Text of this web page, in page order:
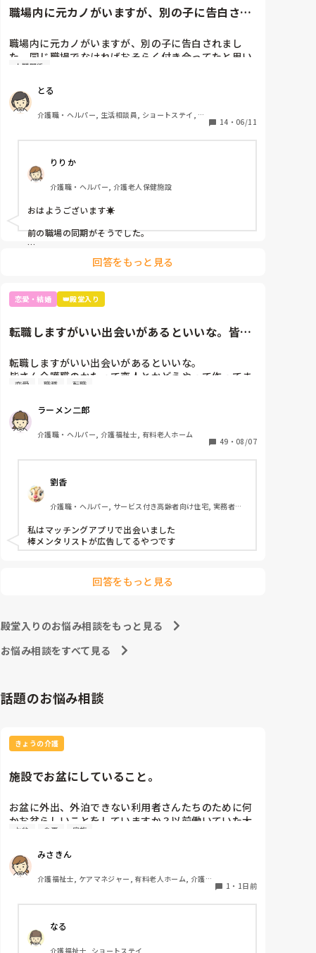
職場内に元カノがいますが、別の子に告白され
職場内に元カノがいますが、別の子に告白されまし
た。同じ職場でなければおそらく付き合ってたと思い
ますが、断ってしまいました。
はよくないし、周囲の目もとても気になりました。
皆さんの職場に複数の方と付き合っていた方います
か？また、その方に対し何か思う事ありましたか？
同じ経験された方がいれば、その方の話も聞きたいで
人間関係
とる
介護職・ヘルパー, 生活相談員, ショートステイ, デ
14 ・ 06/11
りりか
介護職・ヘルパー, 介護老人保健施設
おはようございます☀
前の職場の同期がそうでした。
私自身はその同期に対してモテるなぁーいいなぁーとし
か思わなかったです笑笑
実際可愛かったし笑笑
ればそりゃ恋にも発展するだろうとゆう考えです
因みに介護職は職場恋愛率高いみたいですよ
丈夫だよとよく言ってましたよ。
回答をもっと見る
恋愛・結婚 👑殿堂入り
転職しますがいい出会いがあるといいな。皆さ
転職しますがいい出会いがあるといいな。
皆さん介護職のかたって恋人とかどうやって作ってま
すか？そろそろ彼女欲しいwww
恋愛 職種 転職
ラーメン二郎
介護職・ヘルパー, 介護福祉士, 有料老人ホーム
49 ・ 08/07
劉香
介護職・ヘルパー, サービス付き高齢者向け住宅, 実務者研
私はマッチングアプリで出会いました
棒メンタリストが広告してるやつです
回答をもっと見る
殿堂入りのお悩み相談をもっと見る
お悩み相談をすべて見る
話題のお悩み相談
きょうの介護
施設でお盆にしていること。
お盆に外出、外泊できない利用者さんたちのために何
かお盆らしいことをしていますか？以前働いていた大
きな施設では実際に住職さんを呼びご焼香できるよう
は、食事内容が変わる、家族が面会に来る…などでし
た。お盆まであと少しです。何かしていることがあれ
ばぜひシェアよろしくお願いします。
お盆 食事 家族
みさきん
介護福祉士, ケアマネジャー, 有料老人ホーム, 介護老
1 ・ 1日前
なる
介護福祉士, ショートステイ